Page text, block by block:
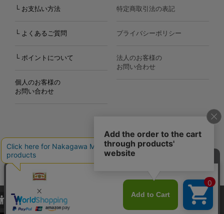
└ お支払い方法
└ よくあるご質問
└ ポイントについて
個人のお客様の
お問い合わせ
特定商取引法の表記
プライバシーポリシー
法人のお客様の
お問い合わせ
Copyright©2000
Nakagawa Masashichi Shoten All Rights Reserved.
当サイトでは、当サイト内における閲覧履歴・属性情報などの取得およ
び利便性向上のためにクッキー（Cookie）を使用いたします。詳細に